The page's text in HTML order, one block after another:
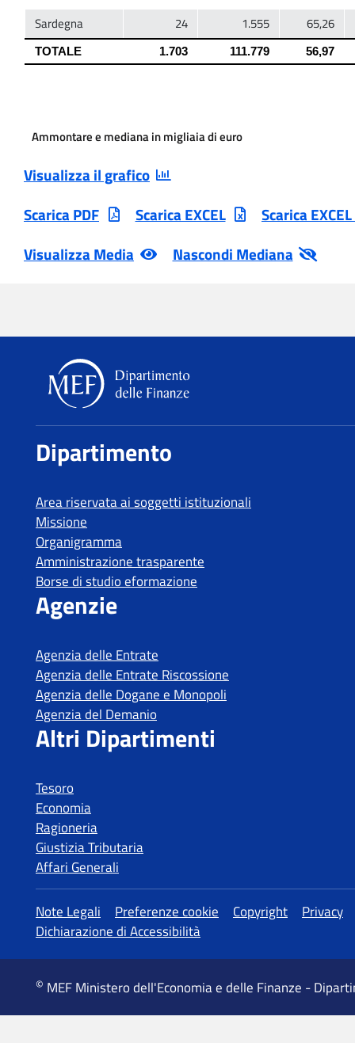
Ammontare e mediana in migliaia di euro
Tesoro
Economia
Ragioneria
Giustizia Tributaria
Affari Generali
MEF Ministero dell'Economia e delle Finanze -